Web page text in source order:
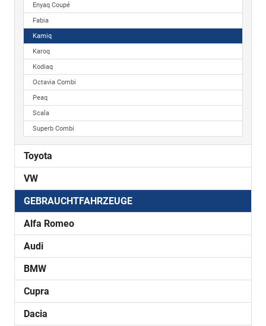
Enyaq Coupé
Fabia
Kamiq
Karoq
Kodiaq
Octavia Combi
Peaq
Scala
Superb Combi
Toyota
VW
GEBRAUCHTFAHRZEUGE
Alfa Romeo
Audi
BMW
Cupra
Dacia